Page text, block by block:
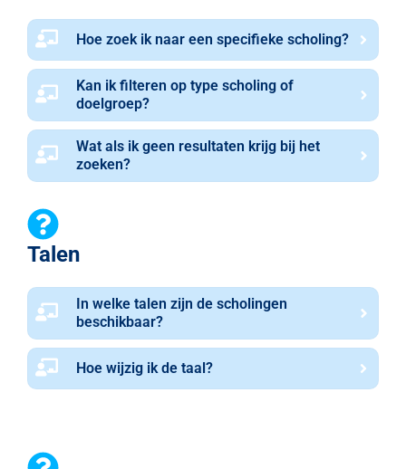
Hoe zoek ik naar een specifieke scholing?
Kan ik filteren op type scholing of
doelgroep?
Wat als ik geen resultaten krijg bij het
zoeken?
Talen
In welke talen zijn de scholingen
beschikbaar?
Hoe wijzig ik de taal?